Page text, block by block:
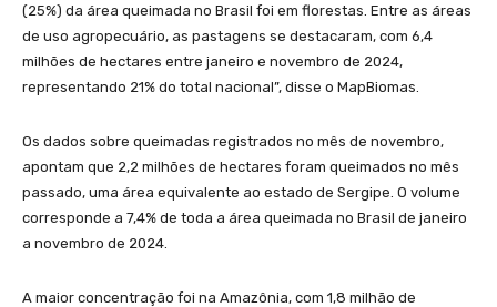
(25%) da área queimada no Brasil foi em florestas. Entre as áreas
de uso agropecuário, as pastagens se destacaram, com 6,4
milhões de hectares entre janeiro e novembro de 2024,
representando 21% do total nacional”, disse o MapBiomas.
Os dados sobre queimadas registrados no mês de novembro,
apontam que 2,2 milhões de hectares foram queimados no mês
passado, uma área equivalente ao estado de Sergipe. O volume
corresponde a 7,4% de toda a área queimada no Brasil de janeiro
a novembro de 2024.
A maior concentração foi na Amazônia, com 1,8 milhão de